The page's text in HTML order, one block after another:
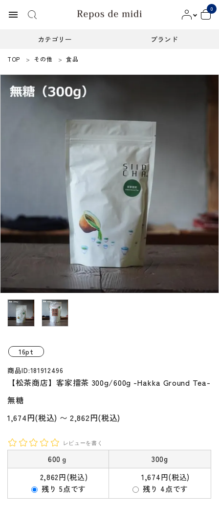
menu
0
カテゴリー ブランド
ACCOUNT MENU
ようこそ ゲスト 様
meeting_room ログイン person
インフォメーション
ご利用ガイド
プライバシーポリシー
特定商取引法について
TOP その他 食品
16pt
商品ID:181912496
【松茶商店】客家擂茶 300g/600g -Hakka Ground Tea-
無糖
1,674円(税込) 〜 2,862円(税込)
レビューを書く
600ｇ
300g
2,862円(税込)
残り 5点です
1,674円(税込)
残り 4点です